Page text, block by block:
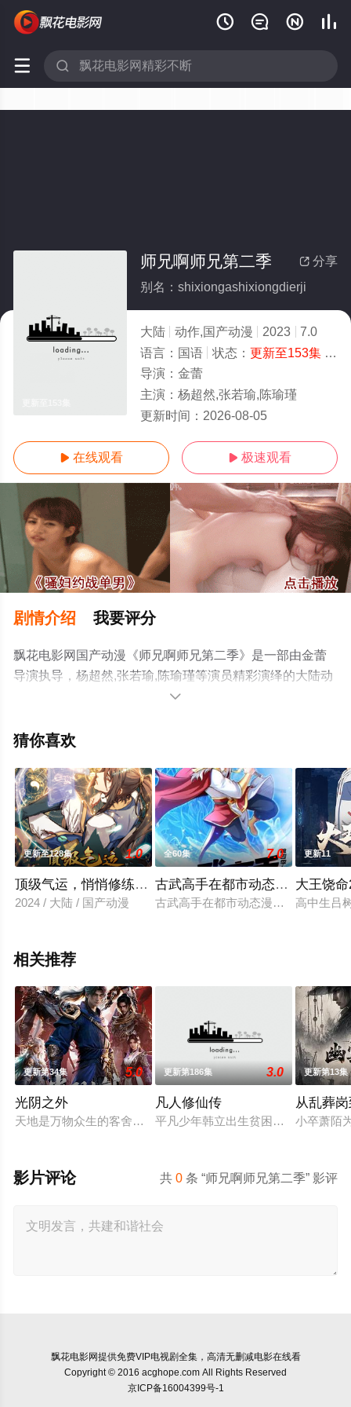
   
 
 分享
师兄啊师兄第二季
别名：shixiongashixiongdierji
大陆 动作,国产动漫 2023
7.0
语言： 国语 状态： 更新至153集- 免费在线观看
导演： 金蕾
主演： 杨超然,张若瑜,陈瑜瑾
更新时间： 2026-08-05
 在线观看  极速观看
剧情介绍 我要评分
飘花电影网国产动漫《师兄啊师兄第二季》是一部由金蕾
导演执导，杨超然,张若瑜,陈瑜瑾等演员精彩演绎的大陆动
漫，手机免费观看高清未删减完整版动漫全集就上飘花影
平台了解。

猜你喜欢
更新至128集 1.0
顶级气运，悄悄修练千年动态漫画
2024 / 大陆 / 国产动漫
全60集 7.0
古武高手在都市动态漫画第四季
古武高手在都市动态漫画第4季
更新11
大王饶命
高中生吕
相关推荐
更新第34集 5.0
光阴之外
天地是万物众生的客舍，光阴是古往今来的过客。残面张开诡
更新第186集 3.0
凡人修仙传
平凡少年韩立出生贫困，为了让家人
更新第13集
从乱葬
小卒萧陌
共0 条 “师兄啊师兄第二季” 影评
影片评论
飘花电影网提供免费VIP电视剧全集，高清无删减电影在线看
Copyright © 2016 acghope.com All Rights Reserved
京ICP备16004399号-1